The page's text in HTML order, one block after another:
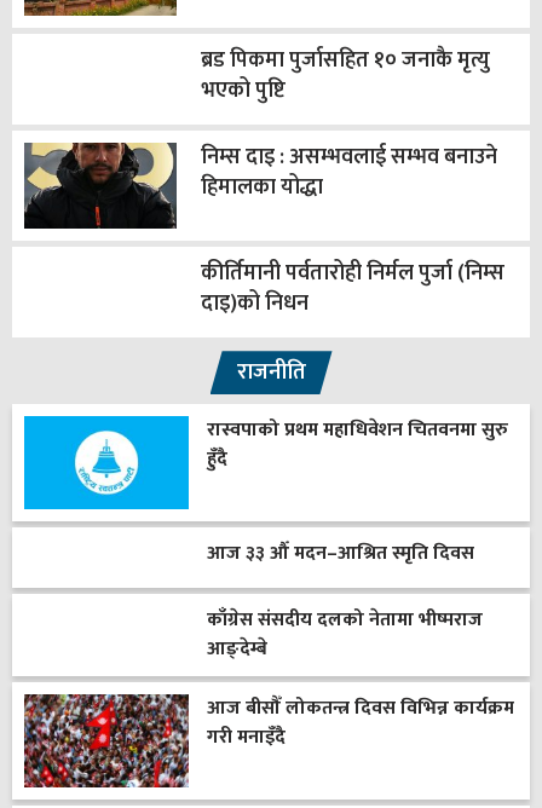
ब्रड पिकमा पुर्जासहित १० जनाकै मृत्यु
भएको पुष्टि
निम्स दाइ : असम्भवलाई सम्भव बनाउने
हिमालका योद्धा
कीर्तिमानी पर्वतारोही निर्मल पुर्जा (निम्स
दाइ)को निधन
राजनीति
रास्वपाको प्रथम महाधिवेशन चितवनमा सुरु
हुँदै
आज ३३ औँ मदन–आश्रित स्मृति दिवस
काँग्रेस संसदीय दलको नेतामा भीष्मराज
आङ्देम्बे
आज बीसौँ लोकतन्त्र दिवस विभिन्न कार्यक्रम
गरी मनाइँदै